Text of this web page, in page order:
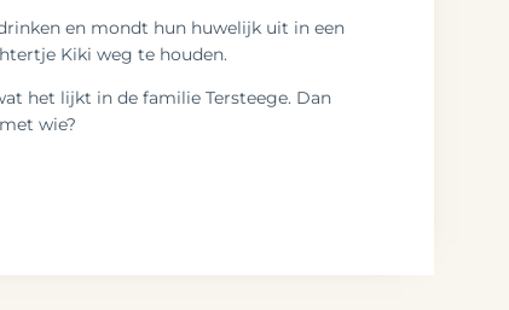
en mondt hun huwelijk uit in een
Kiki weg te houden.
het lijkt in de familie Tersteege. Dan
wie?